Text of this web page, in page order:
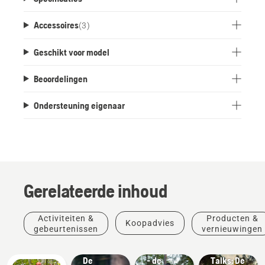
Accessoires(3)
Geschikt voor model
Beoordelingen
Ondersteuning eigenaar
Gerelateerde inhoud
Activiteiten &
gebeurtenissen
Koopadvies
Producten &
vernieuwingen
Producten
&
De
Producten
&
vernieuwingen
- de
&
inspiratie
Husqvarna
Talks: De